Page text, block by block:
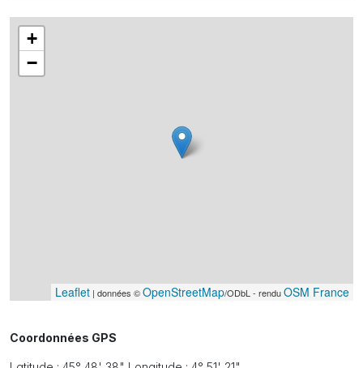
+
−
Leaflet | données ©OpenStreetMap/ODbL - renduOSM France
Coordonnées GPS